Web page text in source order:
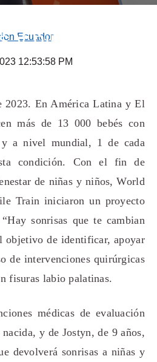
a 50
y niños
Ecuador
12:53:58 PM
2023. En América Latina y El
más de 13 000 bebés con
a nivel mundial, 1 de cada
condición. Con el fin de
de niñas y niños, World
Train iniciaron un proyecto
sonrisas que te cambian
objetivo de identificar, apoyar
de intervenciones quirúrgicas
fisuras labio palatinas.
médicas de evaluación
y de Jostyn, de 9 años,
devolverá sonrisas a niñas y